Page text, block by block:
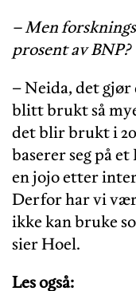
– Men
prosent av BNP?
– Neida, det
blitt brukt så
det blir brukt i
baserer seg på
en jojo etter
Derfor har vi
ikke kan bruke
sier Hoel.
Les også: